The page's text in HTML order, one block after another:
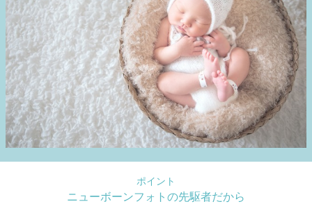
ポイント
ニューボーンフォトの先駆者だから